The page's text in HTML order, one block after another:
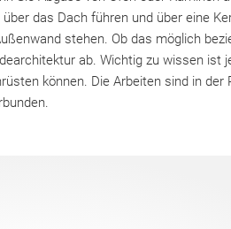
das Dach führen und über eine
stehen. Ob das möglich
ab. Wichtig zu wissen ist
können. Die Arbeiten sind in der